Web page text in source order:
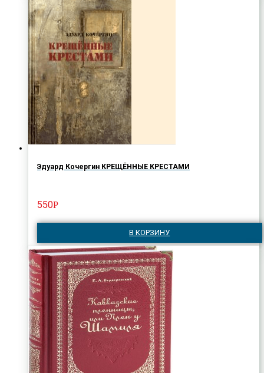
Эдуард Кочергин КРЕЩЁННЫЕ КРЕСТАМИ
550Р
В КОРЗИНУ